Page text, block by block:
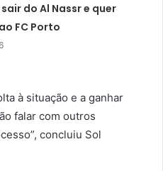
do Al Nassr e quer
FC Porto
à situação e a ganhar
falar com outros
concluiu Sol